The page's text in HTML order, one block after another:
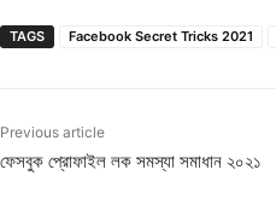
TAGS Facebook Secret Tricks 2021
Previous article
ফেসবুক প্রোফাইল লক সমস্যা সমাধান ২০২১